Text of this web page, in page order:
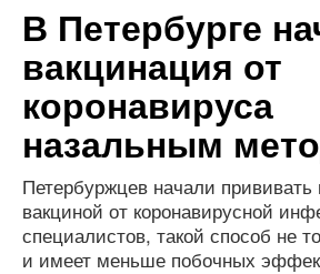
В Петербурге
вакцинация от
коронавируса
назальным
Петербуржцев начали прививать
вакциной от коронавирусной
специалистов, такой способ не
и имеет меньше побочных